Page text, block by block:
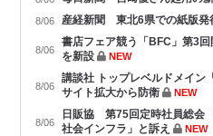
8/06 産経新聞 東北6県での紙版発
8/06
書店フェア競う「BFC」第3
を新設
NEW
8/06
講談社 トップレベルドメイ
サイト拡大から防衛
NEW
8/06
日販協 第75回定時社員総会
社会インフラ」と訴え
NEW